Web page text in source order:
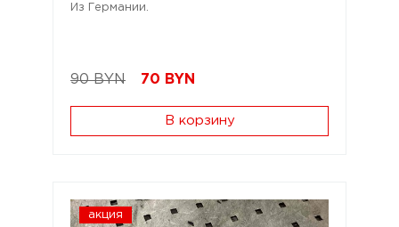
Из Германии.
90 BYN 70 BYN
В корзину
акция